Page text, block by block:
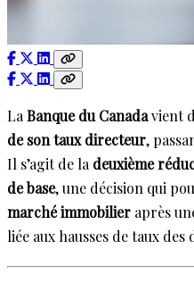
La Banque du Canadavient
de son taux directeur,
Il s’agit de la deuxième
de base, une décision qui
marché immobilier après
liée aux hausses de taux des